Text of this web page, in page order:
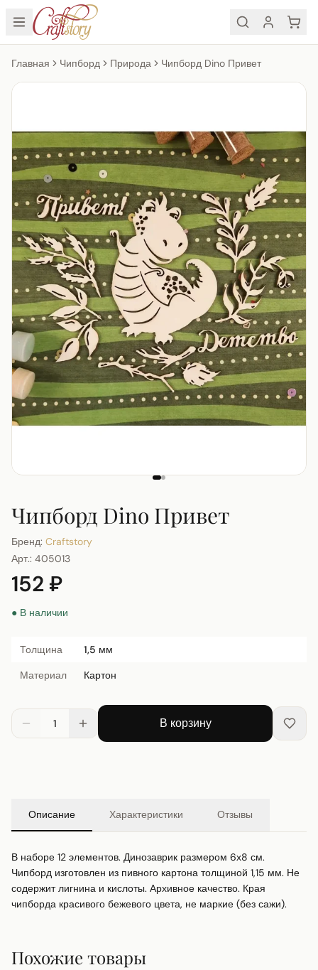
Главная Чипборд Природа Чипборд Dino Привет
Чипборд Dino Привет
Бренд: Craftstory
Арт.: 405013
152 ₽
● В наличии
Толщина
1,5 мм
Материал
Картон
1 В корзину
Описание Характеристики Отзывы
В наборе 12 элементов. Динозаврик размером 6х8 см.
Чипборд изготовлен из пивного картона толщиной 1,15 мм. Не
содержит лигнина и кислоты. Архивное качество. Края
чипборда красивого бежевого цвета, не маркие (без сажи).
Похожие товары